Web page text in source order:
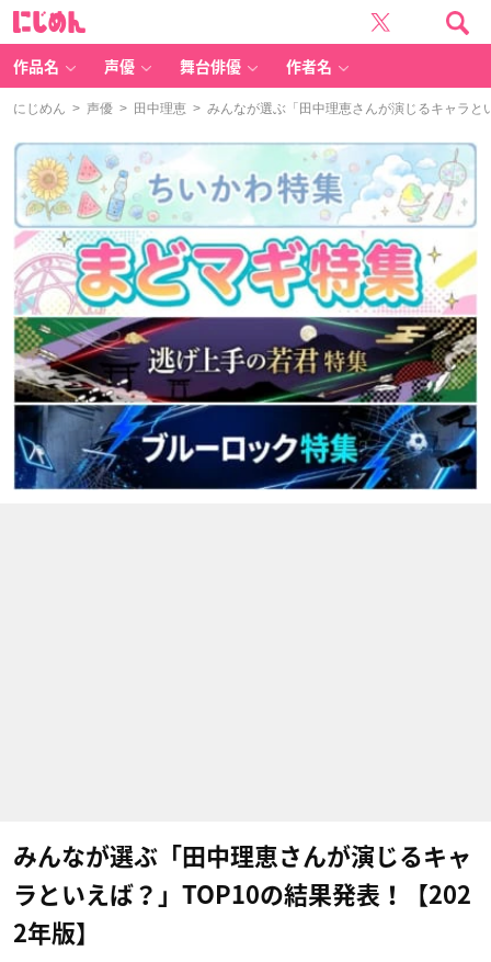
作品名 声優 舞台俳優 作者名
にじめん > 声優 > 田中理恵 > みんなが選ぶ「田中理恵さんが演じるキャラ
みんなが選ぶ「田中理恵さんが演じるキャ
ラといえば？」TOP10の結果発表！【202
2年版】